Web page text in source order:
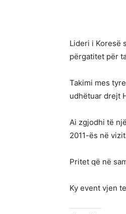
Lideri i Koresë
përgatitet për
Takimi mes
udhëtuar drejt
Ai zgjodhi të
2011-ës në
Pritet që në
Ky event vjen